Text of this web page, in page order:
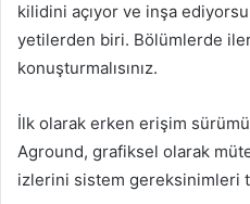
kilidini açıyor ve inşa
yetilerden biri. Bölümlerde
konuşturmalısınız.
İlk olarak erken erişim
Aground, grafiksel olarak
izlerini sistem gereksinimleri